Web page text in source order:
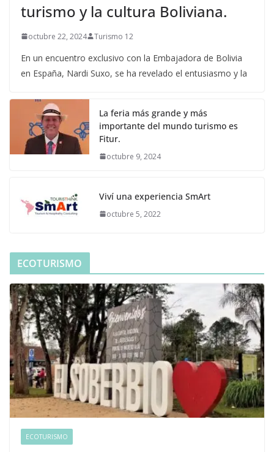
turismo y la cultura Boliviana.
octubre 22, 2024 Turismo 12
En un encuentro exclusivo con la Embajadora de Bolivia
en España, Nardi Suxo, se ha revelado el entusiasmo y la
La feria más grande y más
importante del mundo turismo es
Fitur.
octubre 9, 2024
Viví una experiencia SmArt
octubre 5, 2022
ECOTURISMO
ECOTURISMO